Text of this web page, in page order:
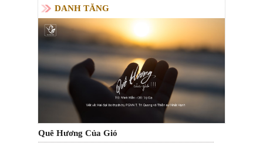
DANH TĂNG
Quê Hương Của Gió